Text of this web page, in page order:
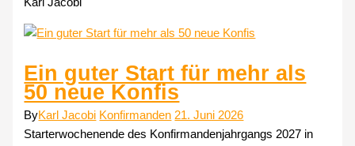
Karl Jacobi
Ein guter Start für mehr als
50 neue Konfis
ByKarl Jacobi Konfirmanden 21. Juni 2026
Starterwochenende des Konfirmandenjahrgangs 2027 in